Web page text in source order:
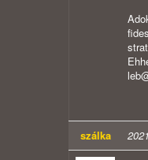
szálka